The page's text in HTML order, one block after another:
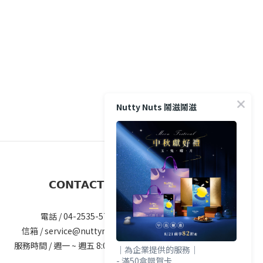
𝗖𝗢𝗡𝗧𝗔𝗖𝗧 𝗨𝗦
電話 / 04-2535-5777#25
信箱 / service@nuttynuts.com.tw
服務時間 / 週一 ~ 週五 8:00am-5.00pm
Nutty Nuts 鬧滋鬧滋
｜為企業提供的服務｜
- 滿50盒贈賀卡